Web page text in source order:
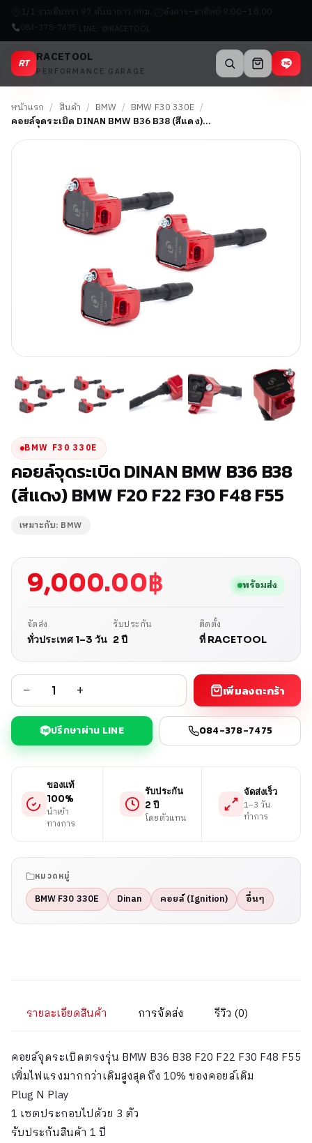
1/1 รามอินทรา 97 คันนายาว กทม. อังคาร–อาทิตย์ 9.00–18.00
084-378-7475 LINE: @RACETOOL
RT RACETOOL
PERFORMANCE GARAGE
หน้าแรก / สินค้า / BMW / BMW F30 330E /
คอยล์จุดระเบิด DINAN BMW B36 B38 (สีแดง)…
BMW F30 330E
คอยล์จุดระเบิด DINAN BMW B36 B38
(สีแดง) BMW F20 F22 F30 F48 F55
เหมาะกับ: BMW
9,000.00฿ พร้อมส่ง
จัดส่ง
ทั่วประเทศ 1–3 วัน
รับประกัน
2 ปี
ติดตั้ง
ที่ RACETOOL
− + เพิ่มลงตะกร้า
ปรึกษาผ่าน LINE 084-378-7475
ของแท้
100%
นำเข้า
ทางการ
รับประกัน
2 ปี
โดยตัวแทน
จัดส่งเร็ว
1–3 วัน
ทำการ
หมวดหมู่
BMW F30 330E Dinan คอยล์ (Ignition) อื่นๆ
รายละเอียดสินค้า การจัดส่ง รีวิว (0)
คอยล์จุดระเบิดตรงรุ่น BMW B36 B38 F20 F22 F30 F48 F55
เพิ่มไฟแรงมากกว่าเดิมสูงสุดถึง 10% ของคอยล์เดิม
Plug N Play
1 เซตประกอบไปด้วย 3 ตัว
รับประกันสินค้า 1 ปี